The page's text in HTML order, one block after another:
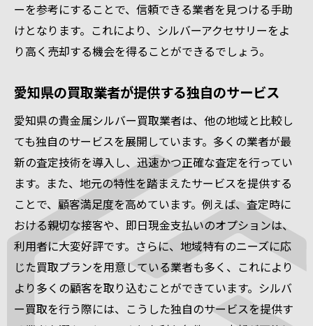
ーを参考にすることで、信頼できる業者を見つける手助
けとなります。これにより、シルバーアクセサリーをよ
り高く売却する機会を得ることができるでしょう。
愛知県の買取業者が提供する独自のサービス
愛知県の貴金属シルバー買取業者は、他の地域と比較し
ても独自のサービスを展開しています。多くの業者が最
新の査定技術を導入し、迅速かつ正確な査定を行ってい
ます。また、地元の特性を踏まえたサービスを提供する
ことで、顧客満足度を高めています。例えば、査定時に
おける親切な接客や、即日現金支払いのオプションは、
利用者に大変好評です。さらに、地域特有のニーズに応
じた買取プランを用意している業者も多く、これにより
より多くの顧客を取り込むことができています。シルバ
ー買取を行う際には、こうした独自のサービスを提供す